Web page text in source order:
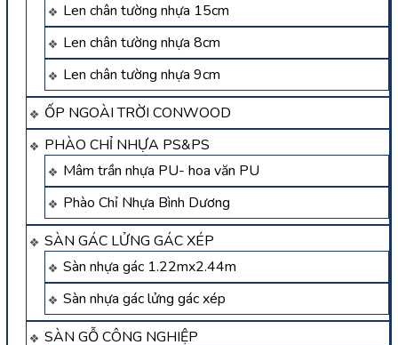
Len chân tường nhựa 15cm
Len chân tường nhựa 8cm
Len chân tường nhựa 9cm
ỐP NGOÀI TRỜI CONWOOD
PHÀO CHỈ NHỰA PS&PS
Mâm trần nhựa PU- hoa văn PU
Phào Chỉ Nhựa Bình Dương
SÀN GÁC LỬNG GÁC XÉP
Sàn nhựa gác 1.22mx2.44m
Sàn nhựa gác lửng gác xép
SÀN GỖ CÔNG NGHIỆP